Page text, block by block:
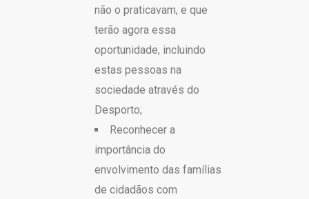
não o praticavam, e que
terão agora essa
oportunidade, incluindo
estas pessoas na
sociedade através do
Desporto;
Reconhecer a
importância do
envolvimento das famílias
de cidadãos com